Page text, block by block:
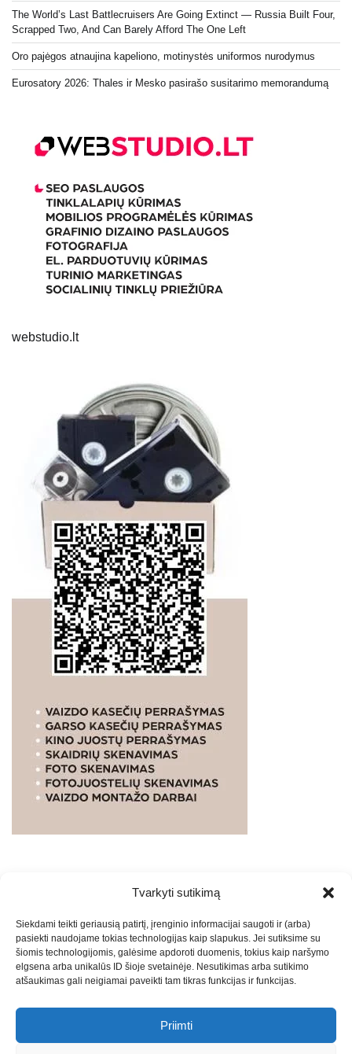
Tvarkyti sutikimą
Siekdami teikti geriausią patirtį, įrenginio informacijai saugoti ir (arba)
pasiekti naudojame tokias technologijas kaip slapukus. Jei sutiksime su
šiomis technologijomis, galėsime apdoroti duomenis, tokius kaip naršymo
elgsena arba unikalūs ID šioje svetainėje. Nesutikimas arba sutikimo
atšaukimas gali neigiamai paveikti tam tikras funkcijas ir funkcijas.
Priimti
The World’s Last Battlecruisers Are Going Extinct — Russia Built Four,
Scrapped Two, And Can Barely Afford The One Left
Oro pajėgos atnaujina kapeliono, motinystės uniformos nurodymus
Eurosatory 2026: Thales ir Mesko pasirašo susitarimo memorandumą
webstudio.lt
PASLAUGOS. SEO tekstų rašymas, turinio kūrimas,
straipsnių rašymas ir talpinimas į mūsų valdomas
svetaines.2026Armijai.LTTheme: Express News ByAdore
Themes.
Marketingo agentūra -Teisinės